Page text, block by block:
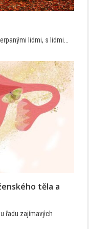
lidmi, s lidmi…
těla a
řadu zajímavých